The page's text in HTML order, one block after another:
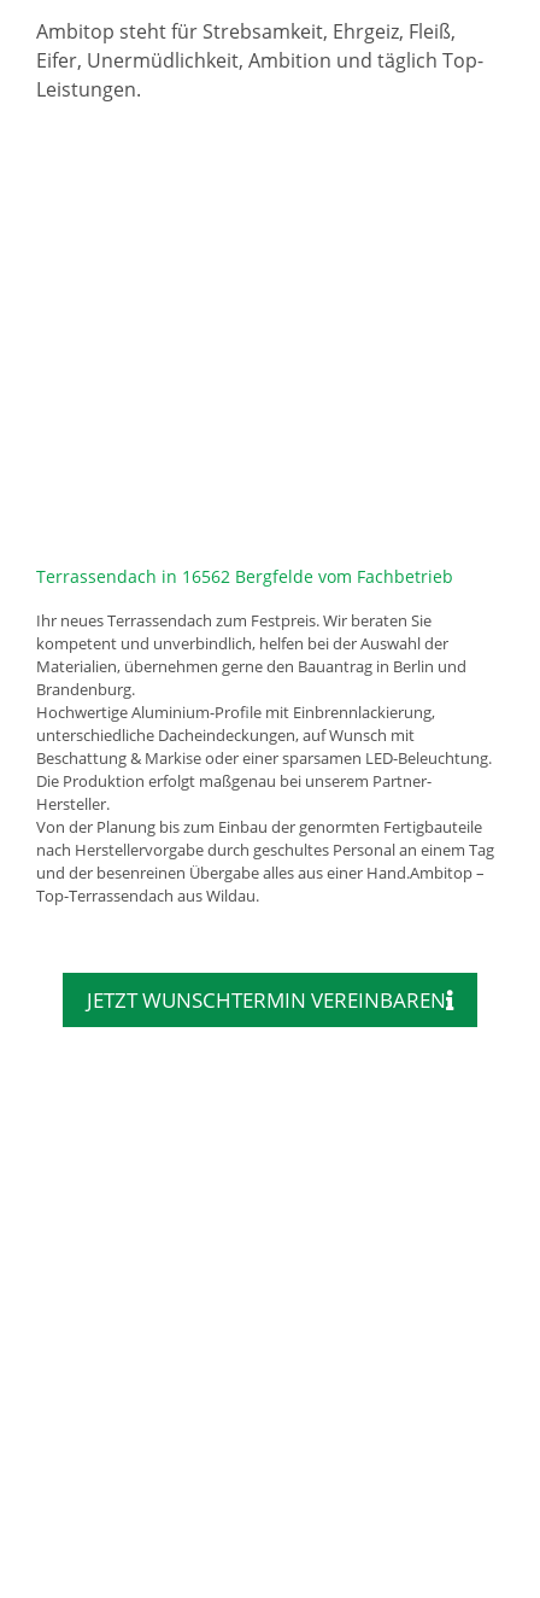
Ambitop steht für Strebsamkeit, Ehrgeiz, Fleiß,
Eifer, Unermüdlichkeit, Ambition und täglich Top-
Leistungen.
Terrassendach in 16562 Bergfelde vom Fachbetrieb
Ihr neues Terrassendach zum Festpreis. Wir beraten Sie
kompetent und unverbindlich, helfen bei der Auswahl der
Materialien, übernehmen gerne den Bauantrag in Berlin und
Brandenburg.
Hochwertige Aluminium-Profile mit Einbrennlackierung,
unterschiedliche Dacheindeckungen, auf Wunsch mit
Beschattung & Markise oder einer sparsamen LED-Beleuchtung.
Die Produktion erfolgt maßgenau bei unserem Partner-
Hersteller.
Von der Planung bis zum Einbau der genormten Fertigbauteile
nach Herstellervorgabe durch geschultes Personal an einem Tag
und der besenreinen Übergabe alles aus einer Hand.Ambitop –
Top-Terrassendach aus Wildau.
JETZT WUNSCHTERMIN VEREINBAREN